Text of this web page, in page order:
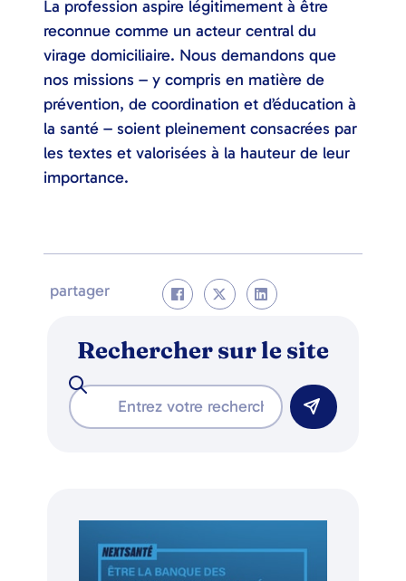
La profession aspire légitimement à être
reconnue comme un acteur central du
virage domiciliaire. Nous demandons que
nos missions – y compris en matière de
prévention, de coordination et d’éducation à
la santé – soient pleinement consacrées par
les textes et valorisées à la hauteur de leur
importance.
partager
Rechercher sur le site